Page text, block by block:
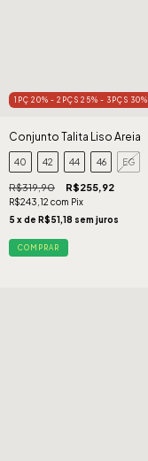
1PÇ 20% - 2PÇS 25% - 3PÇS 30%
Conjunto Talita Liso Areia
40 42 44 46 EG
R$319,90 R$255,92
R$243,12 com Pix
5 x de R$51,18 sem juros
COMPRAR